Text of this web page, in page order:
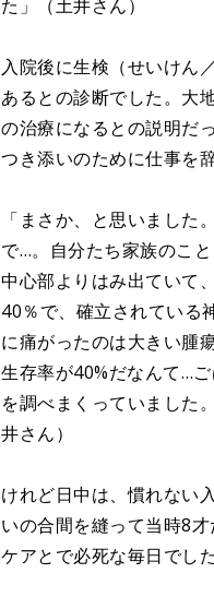
た」（土井さん）
入院後に生検（せいけん
あるとの診断でした。大
の治療になるとの説明だ
つき添いのために仕事を
「まさか、と思いました
で…。自分たち家族のこ
中心部よりはみ出ていて
40％で、確立されている
に痛がったのは大きい腫
生存率が40%だなんて…
を調べまくっていました
井さん）
けれど日中は、慣れない
いの合間を縫って当時8
ケアとで必死な毎日でした